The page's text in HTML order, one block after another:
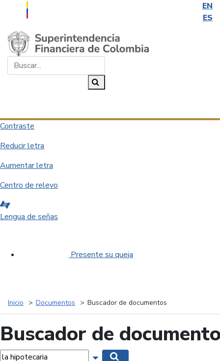
EN
ES
Saltar al contenido principal
Contraste
Reducir letra
Aumentar letra
Centro de relevo
Lengua de señas
Presente su queja
Inicio Documentos Buscador de documentos
Buscador de
Mostrar opciones de búsqueda